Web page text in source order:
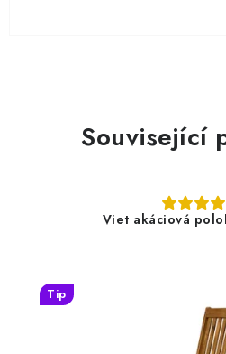
Související
Viet akáciová
Tip